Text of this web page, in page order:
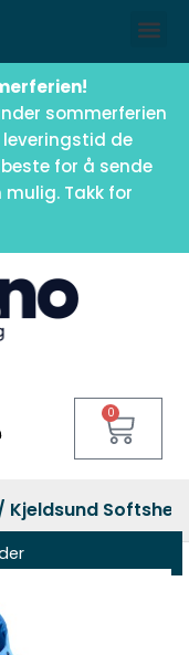
sommerferien
de
for å sende
Takk for
0
Kjeldsund